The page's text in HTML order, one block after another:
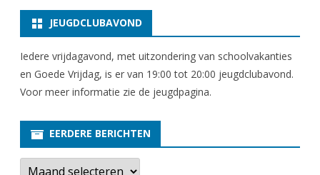
JEUGDCLUBAVOND
Iedere vrijdagavond, met uitzondering van schoolvakanties
en Goede Vrijdag, is er van 19:00 tot 20:00 jeugdclubavond.
Voor meer informatie zie de jeugdpagina.
EERDERE BERICHTEN
E